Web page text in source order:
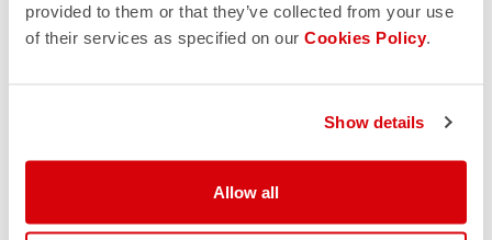
provided to them or that they’ve collected from your use
of their services as specified on our Cookies Policy.
Show details
Allow all